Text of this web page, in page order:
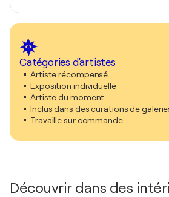
Catégories d'artistes
Artiste récompensé
Exposition individuelle
Artiste du moment
Inclus dans des curations de
Travaille sur commande
Découvrir dans des